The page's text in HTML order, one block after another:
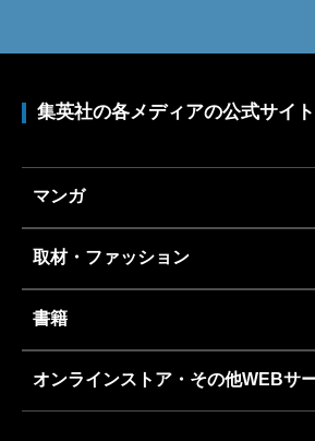
集英社の各メディアの公式サイト
マンガ
取材・ファッション
書籍
オンラインストア・その他WEBサ